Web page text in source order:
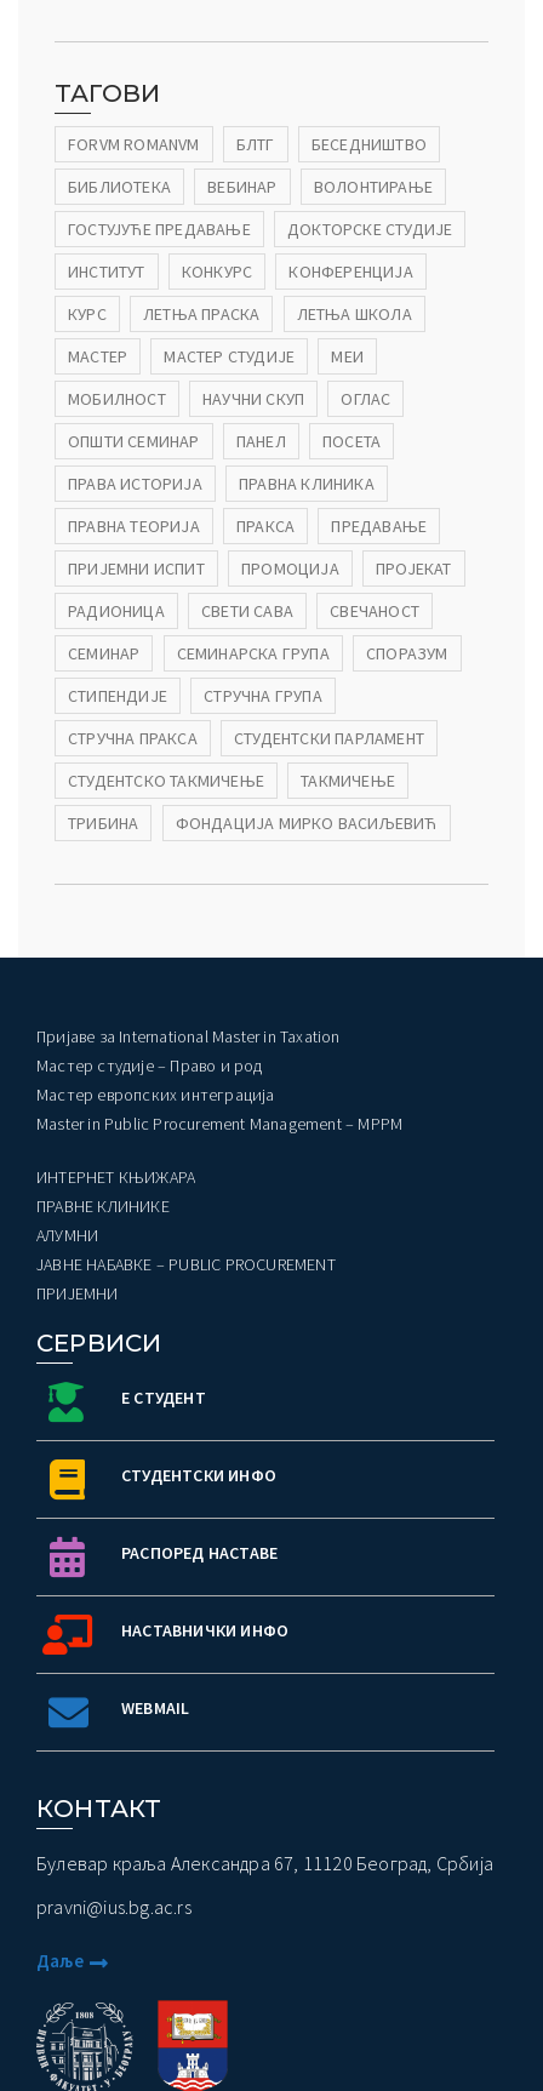
ТАГОВИ
FORVM ROMANVM БЛТГ
БЕСЕДНИШТВО
БИБЛИОТЕКА
ВЕБИНАР
ВОЛОНТИРАЊЕ
ГОСТУЈУЋЕ ПРЕДАВАЊЕ
ДОКТОРСКЕ СТУДИЈЕ
ИНСТИТУТ
КОНКУРС
КОНФЕРЕНЦИЈА
КУРС
ЛЕТЊА ПРАСКА
ЛЕТЊА ШКОЛА
МАСТЕР
МАСТЕР СТУДИЈЕ
МЕИ
МОБИЛНОСТ
НАУЧНИ СКУП
ОГЛАС
ОПШТИ СЕМИНАР
ПАНЕЛ
ПОСЕТА
ПРАВА ИСТОРИЈА
ПРАВНА КЛИНИКА
ПРАВНА ТЕОРИЈА
ПРАКСА
ПРЕДАВАЊЕ
ПРИЈЕМНИ ИСПИТ
ПРОМОЦИЈА
ПРОЈЕКАТ
РАДИОНИЦА
СВЕТИ САВА
СВЕЧАНОСТ
СЕМИНАР
СЕМИНАРСКА ГРУПА
СПОРАЗУМ
СТИПЕНДИЈЕ
СТРУЧНА ГРУПА
СТРУЧНА ПРАКСА
СТУДЕНТСКИ ПАРЛАМЕНТ
СТУДЕНТСКО ТАКМИЧЕЊЕ
ТАКМИЧЕЊЕ
ТРИБИНА
ФОНДАЦИЈА МИРКО ВАСИЉЕВИЋ
Пријаве за International Master in Taxation
Мастер студије – Право и род
Мастер европских интеграција
Master in Public Procurement Management – MPPM
ИНТЕРНЕТ КЊИЖАРА
ПРАВНЕ КЛИНИКЕ
AЛУМНИ
ЈАВНЕ НАБАВКЕ – PUBLIC PROCUREMENT
ПРИЈЕМНИ
СЕРВИСИ
Е СТУДЕНТ
СТУДЕНТСКИ ИНФО
РАСПОРЕД НАСТАВЕ
НАСТАВНИЧКИ ИНФО
WEBMAIL
КОНТАКТ
Булевар краља Александра 67, 11120 Београд, Србија
pravni@ius.bg.ac.rs
Даље